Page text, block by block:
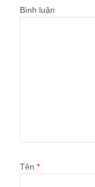
Bình luận
Tên *